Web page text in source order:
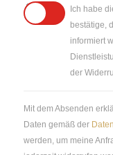
Ich habe
bestätige,
informiert
der
Mit dem Absenden
Daten gemäß der
werden, um meine